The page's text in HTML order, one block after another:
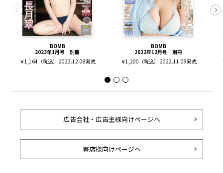
BOMB
2023年1月号 別冊
￥1,164（税込） 2022.12.08発売
BOMB
2022年12月号 別冊
￥1,200（税込） 2022.11.09発売
広告会社・広告主様向けページへ
書店様向けページへ